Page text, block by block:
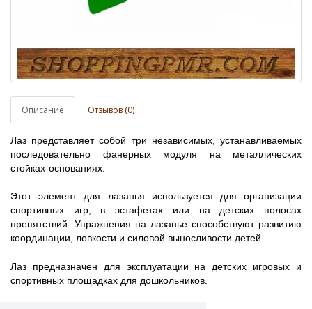
Описание Отзывов (0)
Лаз представляет собой три независимых, устанавливаемых
последовательно фанерных модуля на металлических
стойках-основаниях.
Этот элемент для лазанья используется для организации
спортивных игр, в эстафетах или на детских полосах
препятствий. Упражнения на лазанье способствуют развитию
координации, ловкости и силовой выносливости детей.
Лаз предназначен для эксплуатации на детских игровых и
спортивных площадках для дошкольников.